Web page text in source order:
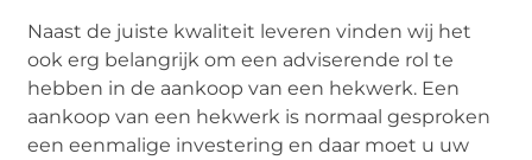
Naast de juiste kwaliteit leveren vinden wij het
ook erg belangrijk om een adviserende rol te
hebben in de aankoop van een hekwerk. Een
aankoop van een hekwerk is normaal gesproken
een eenmalige investering en daar moet u uw